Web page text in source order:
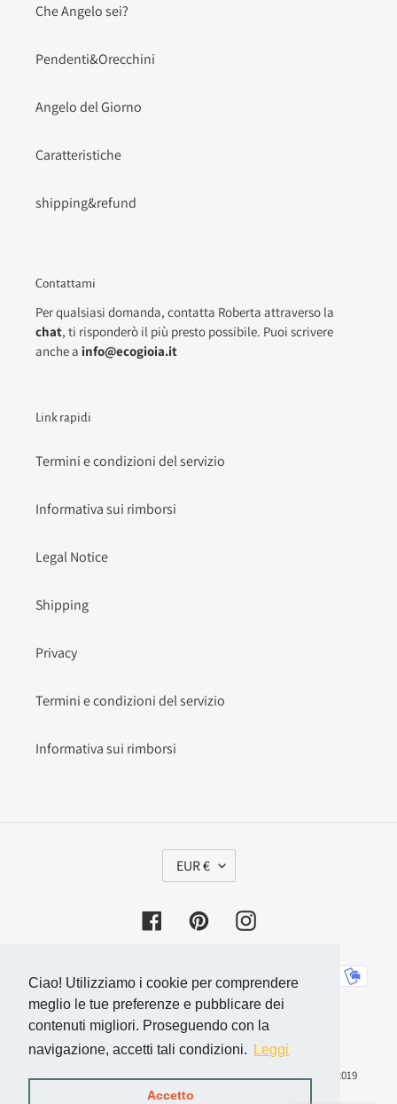
Ciao! Utilizziamo i cookie per comprendere
meglio le tue preferenze e pubblicare dei
contenuti migliori. Proseguendo con la
navigazione, accetti tali condizioni.
Leggi
Accetto
Che Angelo sei?
Pendenti&Orecchini
Angelo del Giorno
Caratteristiche
shipping&refund
Contattami
Per qualsiasi domanda, contatta Roberta attraverso la
chat, ti risponderò il più presto possibile. Puoi scrivere
anche a info@ecogioia.it
Link rapidi
Termini e condizioni del servizio
Informativa sui rimborsi
Legal Notice
Shipping
Privacy
Termini e condizioni del servizio
Informativa sui rimborsi
U
T
EUR €
FacebookPinterestInstagram
di
pagamento
© 2026,eco gioiadi Roberta Matteini - Via delle Sorgenti, 11 - 52019
Laterina-Pergine Valdarno (AR)